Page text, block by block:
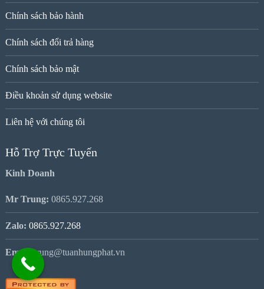
Chính sách bảo hành
Chính sách đổi trả hàng
Chính sách bảo mật
Điều khoản sử dụng website
Liên hệ với chúng tôi
Hỗ Trợ Trực Tuyến
Kinh Doanh
Mr Trung: 0865.927.268
Zalo: 0865.927.268
Email:trung@tuanhungphat.vn